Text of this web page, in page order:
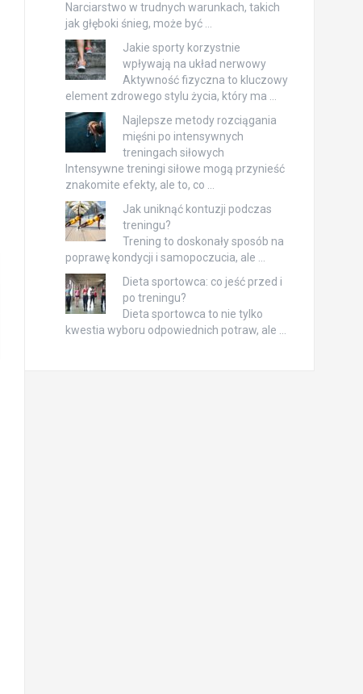
Narciarstwo w trudnych warunkach, takich
jak głęboki śnieg, może być …
Jakie sporty korzystnie
wpływają na układ nerwowy
Aktywność fizyczna to kluczowy
element zdrowego stylu życia, który ma …
Najlepsze metody rozciągania
mięśni po intensywnych
treningach siłowych
Intensywne treningi siłowe mogą przynieść
znakomite efekty, ale to, co …
Jak uniknąć kontuzji podczas
treningu?
Trening to doskonały sposób na
poprawę kondycji i samopoczucia, ale …
Dieta sportowca: co jeść przed i
po treningu?
Dieta sportowca to nie tylko
kwestia wyboru odpowiednich potraw, ale …